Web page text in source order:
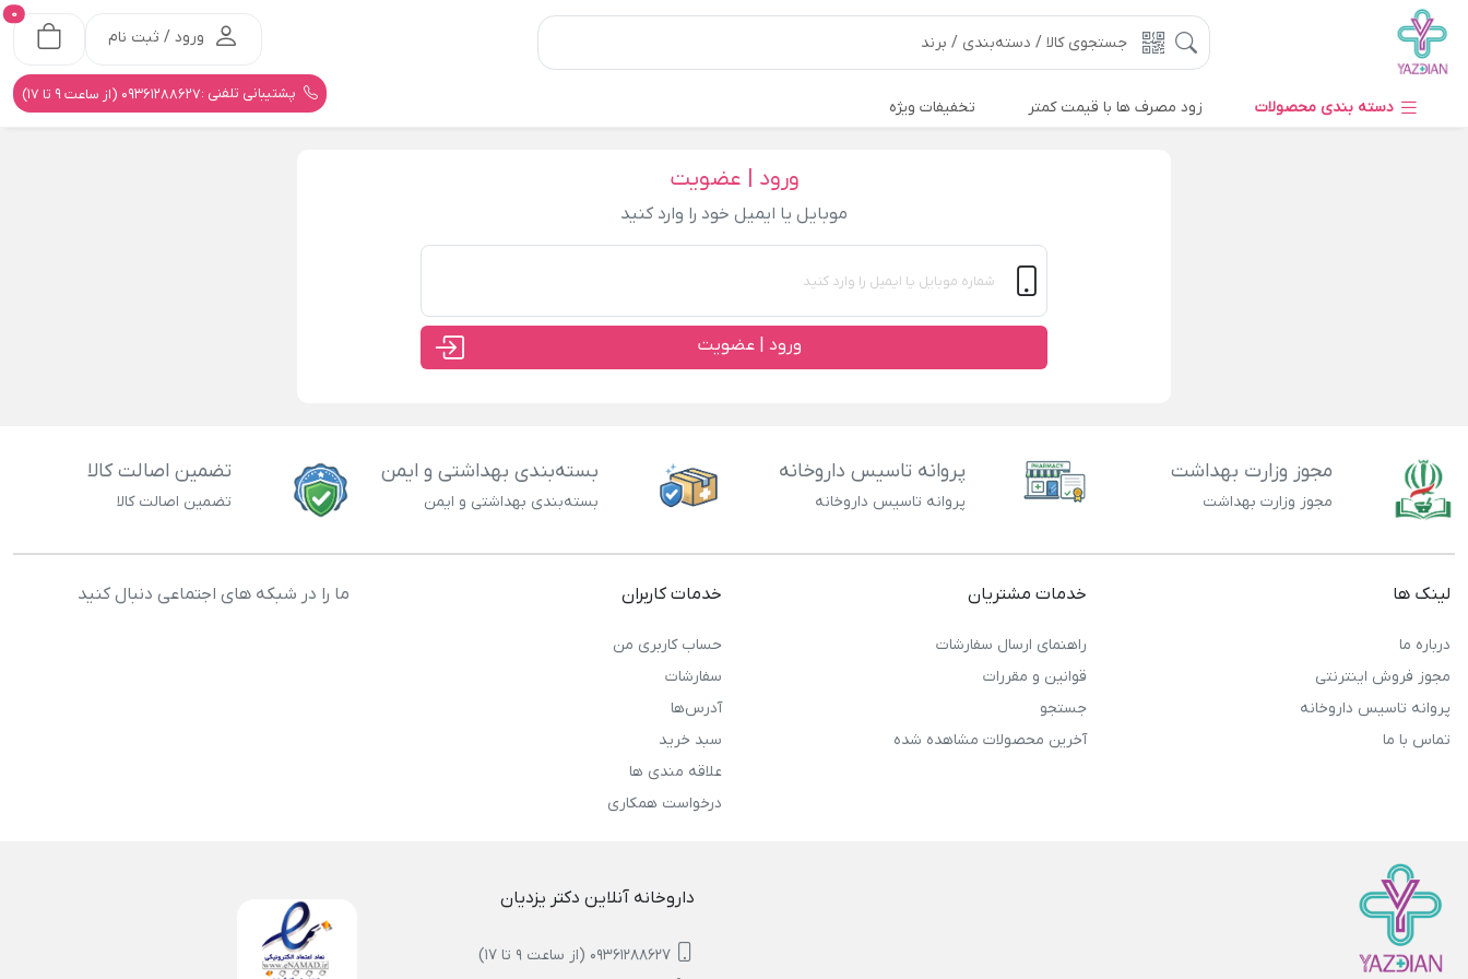
ورود / ثبت نام
0
پشتیبانی تلفنی :09361288627 (از ساعت 9 تا 17)
دسته بندی محصولات زود مصرف ها با قیمت کمتر تخفیفات ویژه
ورود | عضویت
موبایل یا ایمیل خود را وارد کنید
ورود | عضویت
مجوز وزارت بهداشت
مجوز وزارت بهداشت
پروانه تاسیس داروخانه
پروانه تاسیس داروخانه
بسته‌بندی بهداشتی و ایمن
بسته‌بندی بهداشتی و ایمن
تضمین اصالت کالا
تضمین اصالت کالا
لینک ها
درباره ما
مجوز فروش اینترنتی
پروانه تاسیس داروخانه
تماس با ما
خدمات مشتریان
راهنمای ارسال سفارشات
قوانین و مقررات
جستجو
آخرین محصولات مشاهده شده
خدمات کاربران
حساب کاربری من
سفارشات
آدرس‌ها
سبد خرید
علاقه مندی ها
درخواست همکاری
ما را در شبکه های اجتماعی دنبال کنید
داروخانه آنلاین دکتر یزدیان
09361288627 (از ساعت 9 تا 17)